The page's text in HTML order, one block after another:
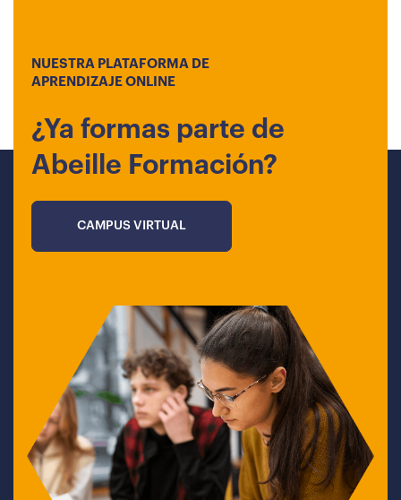
NUESTRA PLATAFORMA DE
APRENDIZAJE ONLINE
¿Ya formas parte de
Abeille Formación?
CAMPUS VIRTUAL